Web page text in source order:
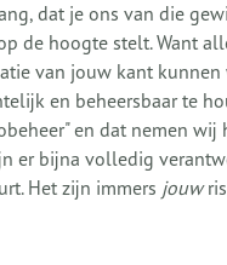
dat je ons van die
de hoogte stelt. Want
van jouw kant kunnen
en beheersbaar te
en dat nemen wij
er bijna volledig
Het zijn immers jouw